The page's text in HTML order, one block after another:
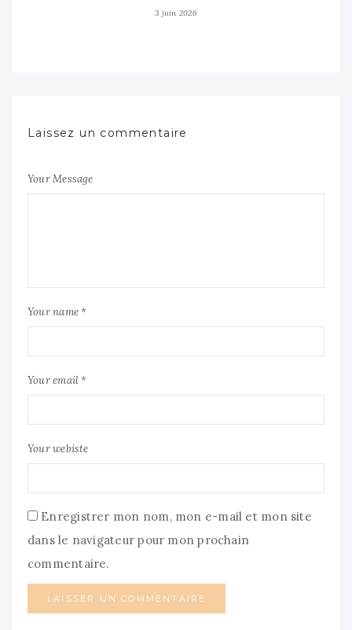
3 juin 2026
Laissez un commentaire
Your Message
Your name *
Your email *
Your webiste
Enregistrer mon nom, mon e-mail et mon site
dans le navigateur pour mon prochain
commentaire.